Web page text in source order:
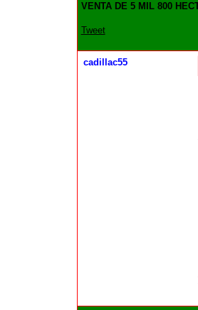
VENTA DE 5 MIL 800
Tweet
cadillac55